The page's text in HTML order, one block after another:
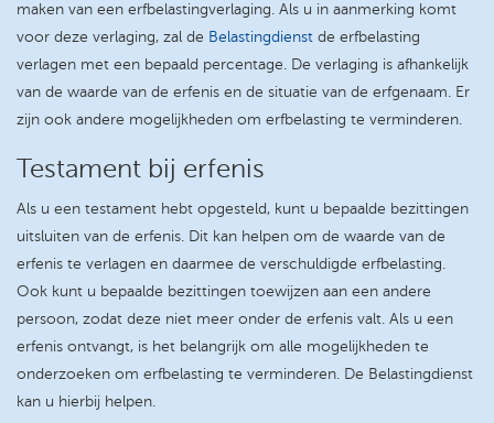
maken van een erfbelastingverlaging. Als u in aanmerking komt
voor deze verlaging, zal de Belastingdienst de erfbelasting
verlagen met een bepaald percentage. De verlaging is afhankelijk
van de waarde van de erfenis en de situatie van de erfgenaam. Er
zijn ook andere mogelijkheden om erfbelasting te verminderen.
Testament bij erfenis
Als u een testament hebt opgesteld, kunt u bepaalde bezittingen
uitsluiten van de erfenis. Dit kan helpen om de waarde van de
erfenis te verlagen en daarmee de verschuldigde erfbelasting.
Ook kunt u bepaalde bezittingen toewijzen aan een andere
persoon, zodat deze niet meer onder de erfenis valt. Als u een
erfenis ontvangt, is het belangrijk om alle mogelijkheden te
onderzoeken om erfbelasting te verminderen. De Belastingdienst
kan u hierbij helpen.